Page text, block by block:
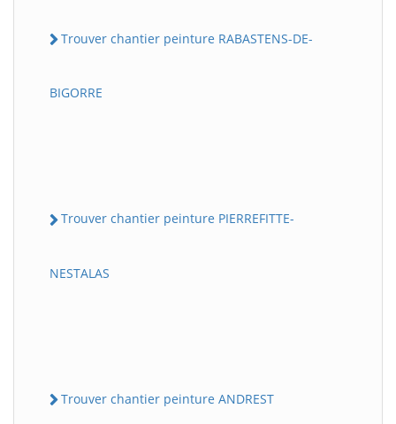
Trouver chantier peinture RABASTENS-DE-
BIGORRE
Trouver chantier peinture PIERREFITTE-
NESTALAS
Trouver chantier peinture ANDREST